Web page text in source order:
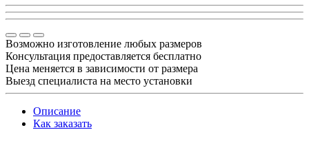
Возможно изготовление любых размеров
Консультация предоставляется бесплатно
Цена меняется в зависимости от размера
Выезд специалиста на место установки
Описание
Как заказать